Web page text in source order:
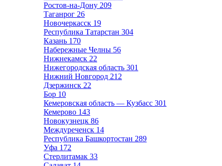
Ростов-на-Дону 209
Таганрог 26
Новочеркасск 19
Республика Татарстан 304
Казань 170
Набережные Челны 56
Нижнекамск 22
Нижегородская область 301
Нижний Новгород 212
Дзержинск 22
Бор 10
Кемеровская область — Кузбасс 301
Кемерово 143
Новокузнецк 86
Междуреченск 14
Республика Башкортостан 289
Уфа 172
Стерлитамак 33